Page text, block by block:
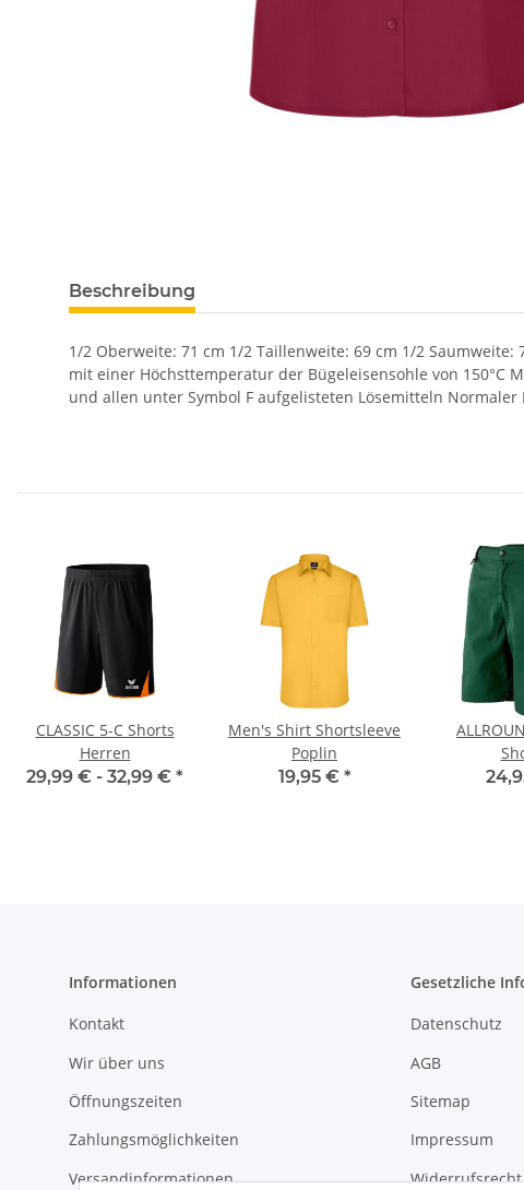
Beschreibung
1/2 Oberweite: 71 cm 1/2 Taillenweite: 69 cm 1/2 Saumweite:
mit einer Höchsttemperatur der Bügeleisensohle von 150°C
und allen unter Symbol F aufgelisteten Lösemitteln
CLASSIC 5-C Shorts
Herren
29,99 € - 32,99 € *
Men's Shirt Shortsleeve
Poplin
19,95 € *
Informationen
Kontakt
Wir über uns
Öffnungszeiten
Zahlungsmöglichkeiten
Versandinformationen
Gesetzliche
Datenschutz
AGB
Sitemap
Impressum
Widerrufsrecht